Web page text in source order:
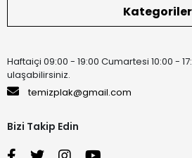
Kategoriler
Haftaiçi 09:00 - 19:00 Cumartesi 10:00 -
ulaşabilirsiniz.
temizplak@gmail.com
Bizi Takip Edin